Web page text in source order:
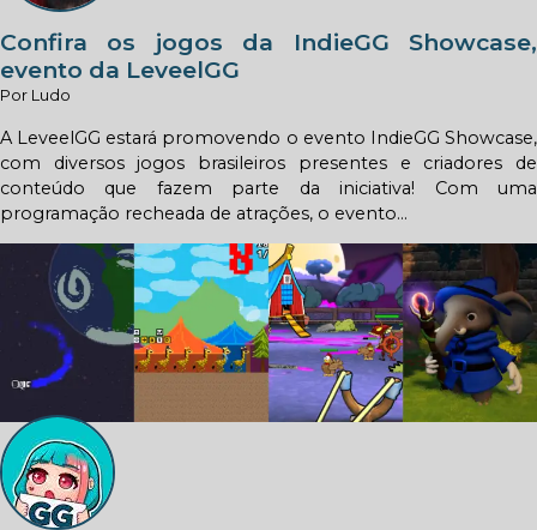
Confira os jogos da IndieGG Showcase,
evento da LeveelGG
Por Ludo
A LeveelGG estará promovendo o evento IndieGG Showcase,
com diversos jogos brasileiros presentes e criadores de
conteúdo que fazem parte da iniciativa! Com uma
programação recheada de atrações, o evento...